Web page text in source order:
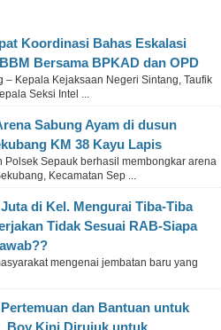
Koordinasi Bahas Eskalasi
Bersama BPKAD dan OPD
– Kepala Kejaksaan Negeri Sintang, Taufik
Seksi Intel ...
Sabung Ayam di dusun
KM 38 Kayu Lapis
Polsek Sepauk berhasil membongkar arena
Kecamatan Sep ...
di Kel. Mengurai Tiba-Tiba
Tidak Sesuai RAB-Siapa
mengenai jembatan baru yang
dan Bantuan untuk
Boy Kini Dirujuk untuk